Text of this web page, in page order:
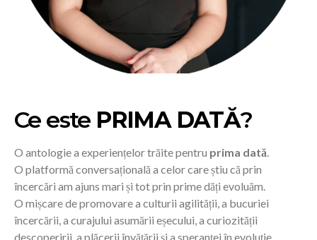
Ce este PRIMA DATĂ?
O antologie a experiențelor trăite pentru prima dată
O platformă conversațională a celor care știu că prin
încercări am ajuns mari și tot prin prime dăți evoluăm.
O mișcare de promovare a culturii agilității, a bucuriei
încercării, a curajului asumării eșecului, a curiozității
descoperirii, a plăcerii învățării și a speranței în evoluție.